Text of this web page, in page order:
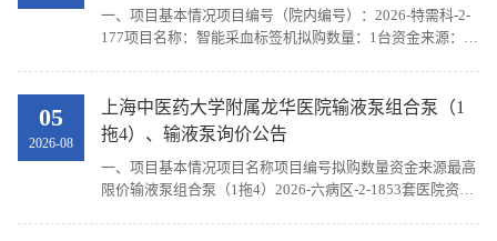
径≥1.0mm冷轧钢板，背部床面板765*900mm，臀部面板
165*...
一、项目基本情况项目编号（院内编号）：2026-特需科-2-
177项目名称：智能采血标签机拟购数量：1台资金来源：医
滑道式试管架垂直放置采血管(非整盘放置、非采血管平
放，从仪器正上方加管),可不停机添加采血管。3. 每台贴标
置就能出现在采血工作人员身旁4. 试管种类：...
05
2026-08
上海中医药大学附属龙华医院输液泵组合泵（1
拖4）、输液泵询价公告
一、项目基本情况项目名称项目编号拟购数量资金来源最高
限价输液泵组合泵（1拖4）2026-六病区-2-1853套医院资金